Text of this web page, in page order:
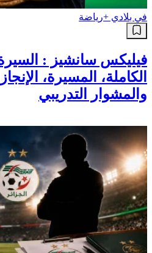
في بلادي +رياضة
فيليكس سانشيز : السيرة
الكاملة، المسيرة،
والمشوار التدريبي